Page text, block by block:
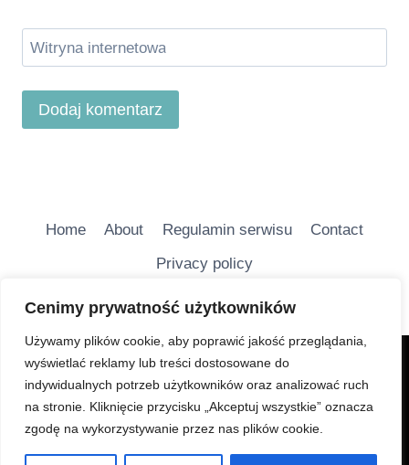
Cenimy prywatność użytkowników
Używamy plików cookie, aby poprawić jakość przeglądania,
wyświetlać reklamy lub treści dostosowane do
indywidualnych potrzeb użytkowników oraz analizować ruch
na stronie. Kliknięcie przycisku „Akceptuj wszystkie” oznacza
zgodę na wykorzystywanie przez nas plików cookie.
Witryna internetowa
Home About Regulamin serwisu
Contact
Privacy policy
Charakter Serwisu jest głównie informacyjny i ma na
celu bezpłatne udostępnianie wiadomości
turystycznych.